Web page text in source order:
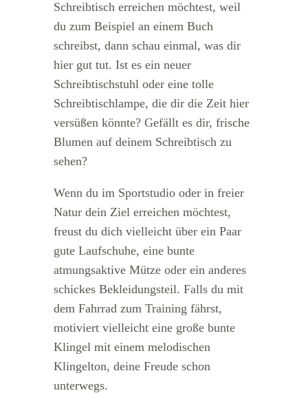
Schreibtisch erreichen möchtest, weil
du zum Beispiel an einem Buch
schreibst, dann schau einmal, was dir
hier gut tut. Ist es ein neuer
Schreibtischstuhl oder eine tolle
Schreibtischlampe, die dir die Zeit hier
versüßen könnte? Gefällt es dir, frische
Blumen auf deinem Schreibtisch zu
sehen?
Wenn du im Sportstudio oder in freier
Natur dein Ziel erreichen möchtest,
freust du dich vielleicht über ein Paar
gute Laufschuhe, eine bunte
atmungsaktive Mütze oder ein anderes
schickes Bekleidungsteil. Falls du mit
dem Fahrrad zum Training fährst,
motiviert vielleicht eine große bunte
Klingel mit einem melodischen
Klingelton, deine Freude schon
unterwegs.